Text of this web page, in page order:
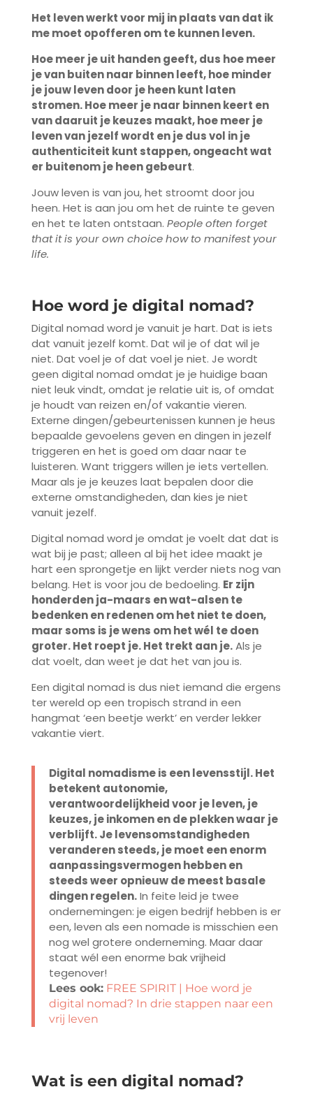
Het leven werkt voor mij in plaats van dat ik
me moet opofferen om te kunnen leven.
Hoe meer je uit handen geeft, dus hoe meer
je van buiten naar binnen leeft, hoe minder
je jouw leven door je heen kunt laten
stromen. Hoe meer je naar binnen keert en
van daaruit je keuzes maakt, hoe meer je
leven van jezelf wordt en je dus vol in je
authenticiteit kunt stappen, ongeacht wat
er buitenom je heen gebeurt.
Jouw leven is van jou, het stroomt door jou
heen. Het is aan jou om het de ruinte te geven
en het te laten ontstaan. People often forget
that it is your own choice how to manifest your
life.
Hoe word je digital nomad?
Digital nomad word je vanuit je hart. Dat is iets
dat vanuit jezelf komt. Dat wil je of dat wil je
niet. Dat voel je of dat voel je niet. Je wordt
geen digital nomad omdat je je huidige baan
niet leuk vindt, omdat je relatie uit is, of omdat
je houdt van reizen en/of vakantie vieren.
Externe dingen/gebeurtenissen kunnen je heus
bepaalde gevoelens geven en dingen in jezelf
triggeren en het is goed om daar naar te
luisteren. Want triggers willen je iets vertellen.
Maar als je je keuzes laat bepalen door die
externe omstandigheden, dan kies je niet
vanuit jezelf.
Digital nomad word je omdat je voelt dat dat is
wat bij je past; alleen al bij het idee maakt je
hart een sprongetje en lijkt verder niets nog van
belang. Het is voor jou de bedoeling. Er zijn
honderden ja-maars en wat-alsen te
bedenken en redenen om het niet te doen,
maar soms is je wens om het wél te doen
groter. Het roept je. Het trekt aan je.Als je
dat voelt, dan weet je dat het van jou is.
Een digital nomad is dus niet iemand die ergens
ter wereld op een tropisch strand in een
hangmat ‘een beetje werkt’ en verder lekker
vakantie viert.
Digital nomadisme is een levensstijl. Het
betekent autonomie,
verantwoordelijkheid voor je leven, je
keuzes, je inkomen en de plekken waar je
verblijft. Je levensomstandigheden
veranderen steeds, je moet een enorm
aanpassingsvermogen hebben en
steeds weer opnieuw de meest basale
dingen regelen.In feite leid je twee
ondernemingen: je eigen bedrijf hebben is er
een, leven als een nomade is misschien een
nog wel grotere onderneming. Maar daar
staat wél een enorme bak vrijheid
tegenover!
Lees ook: FREE SPIRIT | Hoe word je
digital nomad? In drie stappen naar een
vrij leven
Wat is een digital nomad?